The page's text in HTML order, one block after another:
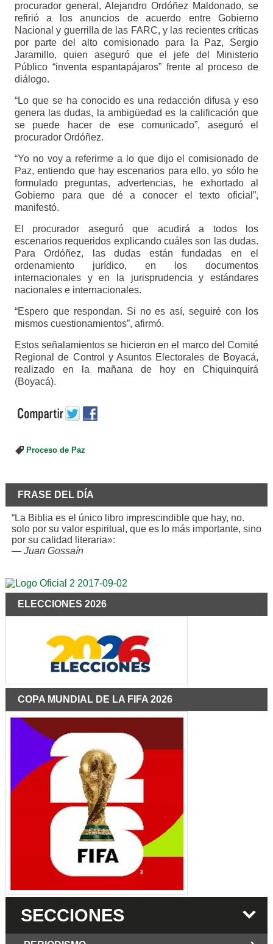
procurador general, Alejandro Ordóñez Maldonado, se
refirió a los anuncios de acuerdo entre Gobierno
Nacional y guerrilla de las FARC, y las recientes críticas
por parte del alto comisionado para la Paz, Sergio
Jaramillo, quien aseguró que el jefe del Ministerio
Público “inventa espantapájaros” frente al proceso de
diálogo.
“Lo que se ha conocido es una redacción difusa y eso
genera las dudas, la ambigüedad es la calificación que
se puede hacer de ese comunicado”, aseguró el
procurador Ordóñez.
“Yo no voy a referirme a lo que dijo el comisionado de
Paz, entiendo que hay escenarios para ello, yo sólo he
formulado preguntas, advertencias, he exhortado al
Gobierno para que dé a conocer el texto oficial”,
manifestó.
El procurador aseguró que acudirá a todos los
escenarios requeridos explicando cuáles son las dudas.
Para Ordóñez, las dudas están fundadas en el
ordenamiento jurídico, en los documentos
internacionales y en la jurisprudencia y estándares
nacionales e internacionales.
“Espero que respondan. Si no es así, seguiré con los
mismos cuestionamientos”, afirmó.
Estos señalamientos se hicieron en el marco del Comité
Regional de Control y Asuntos Electorales de Boyacá,
realizado en la mañana de hoy en Chiquinquirá
(Boyacá).
Proceso de Paz
FRASE DEL DÍA
“La Biblia es el único libro imprescindible que hay, no.
solo por su valor espiritual, que es lo más importante, sino
por su calidad literaria»:
— Juan Gossaín
ELECCIONES 2026
COPA MUNDIAL DE LA FIFA 2026
SECCIONES